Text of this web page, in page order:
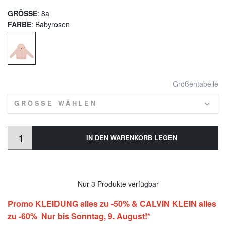
GRÖSSE: 8a
FARBE: Babyrosen
Größentabelle
GRÖSSE WÄHLEN
IN DEN WARENKORB LEGEN
Nur 3 Produkte verfügbar
Promo KLEIDUNG alles zu -50% & CALVIN KLEIN alles
zu -60% Nur bis Sonntag, 9. August!*